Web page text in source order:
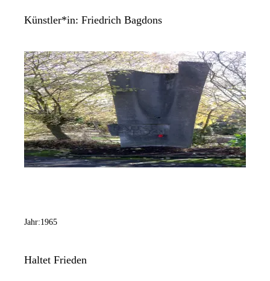
Künstler*in: Friedrich Bagdons
Jahr:1965
Haltet Frieden